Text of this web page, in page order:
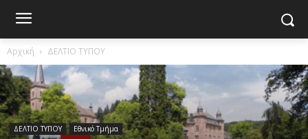
Αρχική ΔΕΛΤΙΟ ΤΥΠΟΥ
ΔΕΛΤΙΟ ΤΥΠΟΥ Εθνικό Τμήμα